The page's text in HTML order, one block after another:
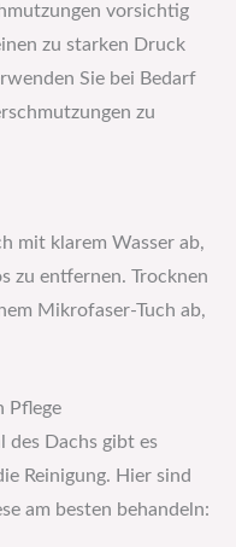
vorsichtig
zu starken Druck
Sie bei Bedarf
zu
mit klarem Wasser ab,
zu entfernen. Trocknen
Mikrofaser-Tuch ab,
Pflege
des Dachs gibt es
Reinigung. Hier sind
am besten behandeln: